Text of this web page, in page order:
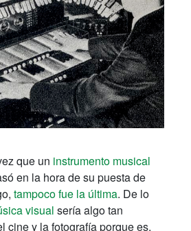
que un instrumento musical
en la hora de su puesta de
tampoco fue la última. De lo
visual sería algo tan
cine y la fotografía porque es,